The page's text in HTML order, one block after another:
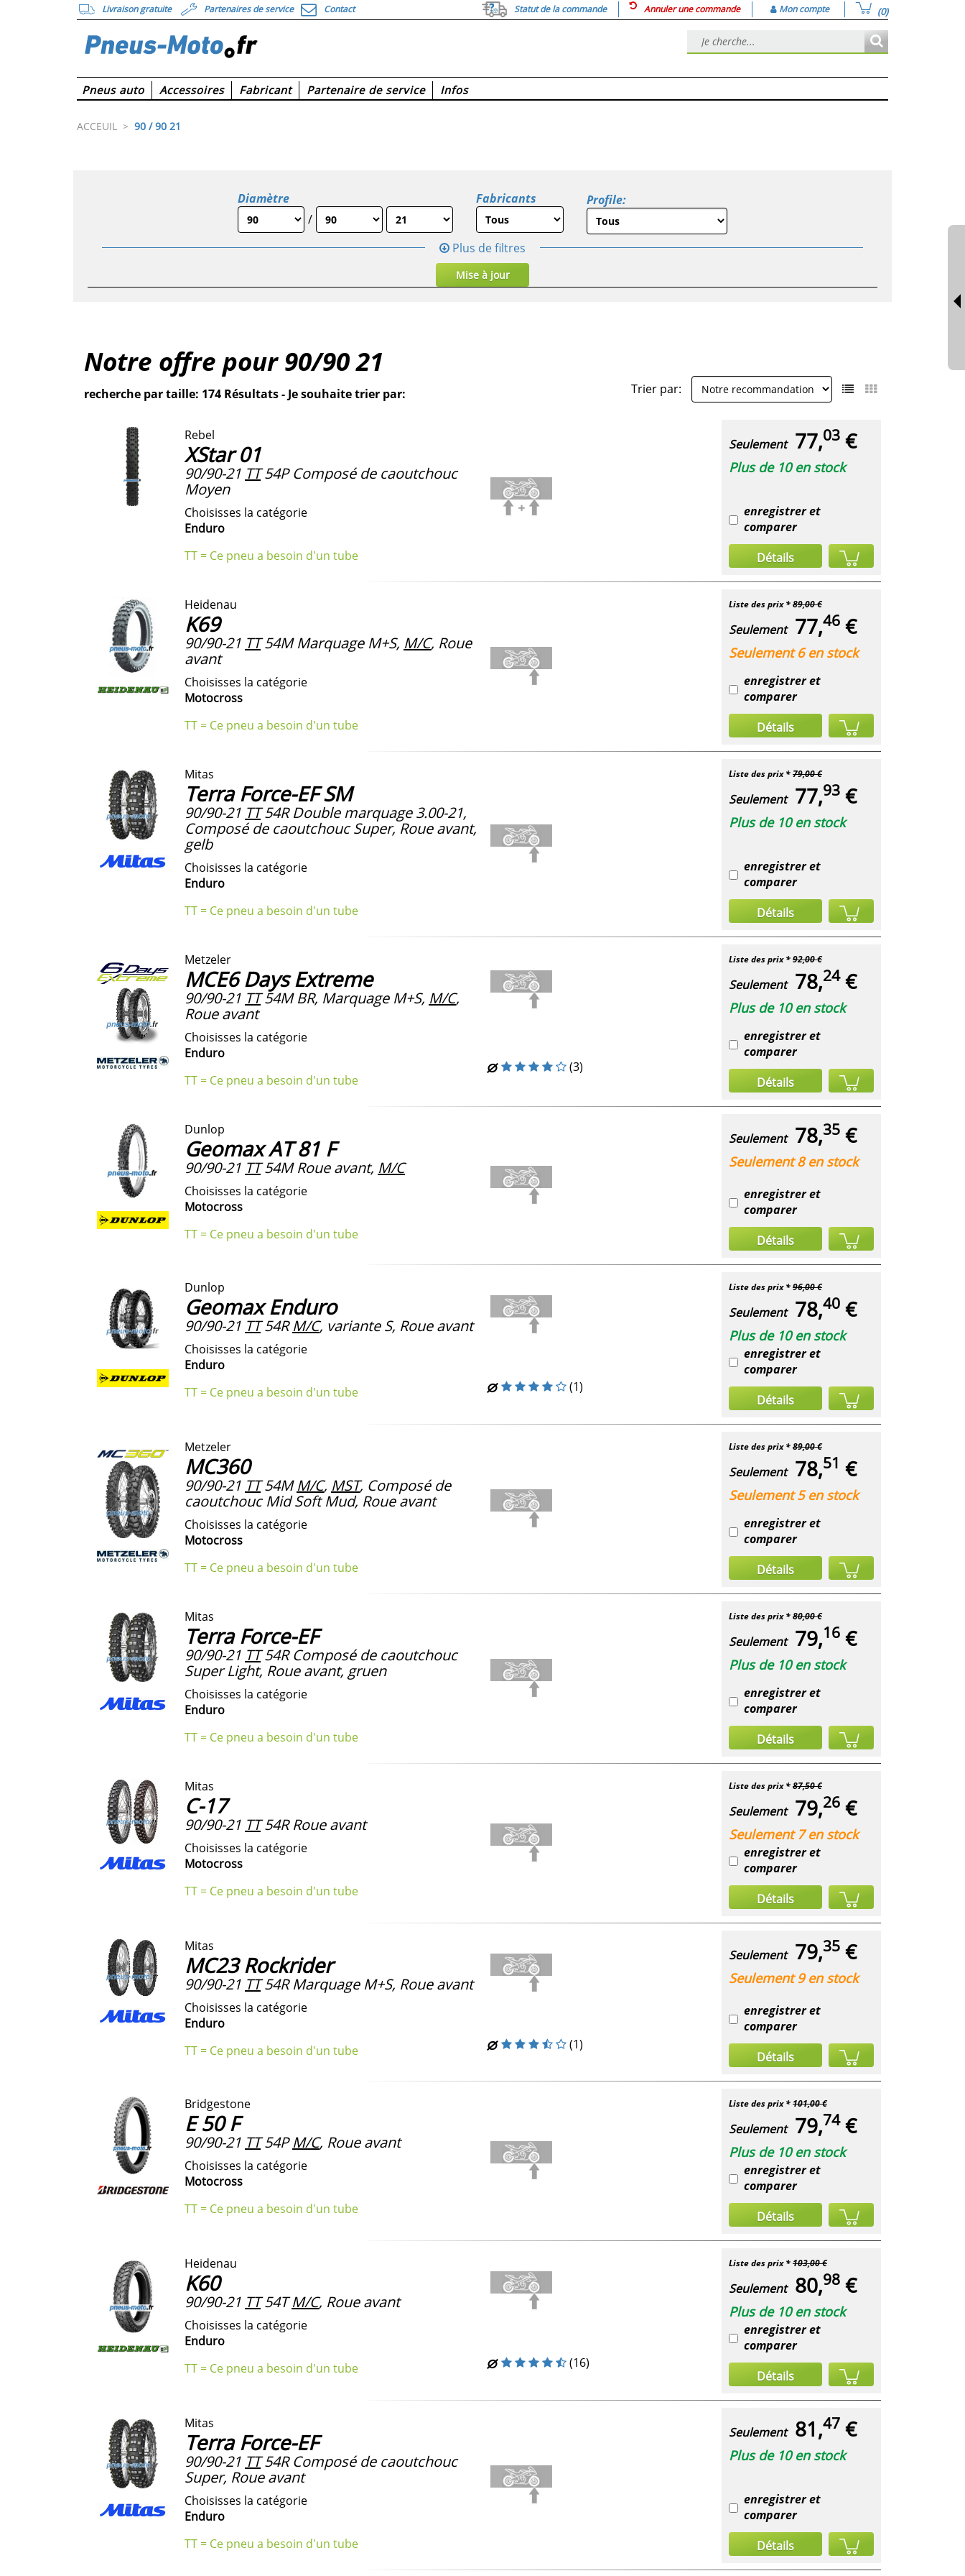
Livraison gratuite Partenaires de service Contact Statut de la commande Annuler une commande Mon compte (0)
Pneus auto Accessoires Fabricant Partenaire de service Infos
ACCEUIL > 90 / 90 21
Diamètre
/
Fabricants Profile:
Plus de filtres
Mise à jour
Notre offre pour 90/9021
recherche par taille: 174 Résultats - Je souhaite trier par: Trier par:
Rebel
XStar 01
90/90-21 TT54P Composé de caoutchouc
Moyen
Choisisses la catégorie
Enduro
TT = Ce pneu a besoin d'un tube
Seulement 77,03 €
Plus de 10 en stock
enregistrer et
comparer
Détails
Heidenau
K69
90/90-21 TT54M Marquage M+S, M/C, Roue
avant
Choisisses la catégorie
Motocross
TT = Ce pneu a besoin d'un tube
Liste des prix *89,00 €
Seulement 77,46 €
Seulement 6 en stock
enregistrer et
comparer
Détails
Mitas
Terra Force-EF SM
90/90-21 TT54R Double marquage 3.00-21,
Composé de caoutchouc Super, Roue avant,
gelb
Choisisses la catégorie
Enduro
TT = Ce pneu a besoin d'un tube
Liste des prix *79,00 €
Seulement 77,93 €
Plus de 10 en stock
enregistrer et
comparer
Détails
Metzeler
MCE6 Days Extreme
90/90-21 TT54M BR, Marquage M+S, M/C,
Roue avant
Choisisses la catégorie
Enduro
TT = Ce pneu a besoin d'un tube
(3)
Liste des prix *92,00 €
Seulement 78,24€
Plus de 10 en stock
enregistrer et
comparer
Détails
Dunlop
Geomax AT 81 F
90/90-21 TT54M Roue avant, M/C
Choisisses la catégorie
Motocross
TT = Ce pneu a besoin d'un tube
Seulement 78,35 €
Seulement 8 en stock
enregistrer et
comparer
Détails
Dunlop
Geomax Enduro
90/90-21 TT54R M/C, variante S, Roue avant
Choisisses la catégorie
Enduro
TT = Ce pneu a besoin d'un tube
(1)
Liste des prix *96,00 €
Seulement 78,40 €
Plus de 10 en stock
enregistrer et
comparer
Détails
Metzeler
MC360
90/90-21 TT54M M/C, MST, Composé de
caoutchouc Mid Soft Mud, Roue avant
Choisisses la catégorie
Motocross
TT = Ce pneu a besoin d'un tube
Liste des prix *89,00 €
Seulement 78,51 €
Seulement 5 en stock
enregistrer et
comparer
Détails
Mitas
Terra Force-EF
90/90-21 TT54R Composé de caoutchouc
Super Light, Roue avant, gruen
Choisisses la catégorie
Enduro
TT = Ce pneu a besoin d'un tube
Liste des prix *80,00 €
Seulement 79,16 €
Plus de 10 en stock
enregistrer et
comparer
Détails
Mitas
C-17
90/90-21 TT54R Roue avant
Choisisses la catégorie
Motocross
TT = Ce pneu a besoin d'un tube
Liste des prix *87,50 €
Seulement 79,26 €
Seulement 7 en stock
enregistrer et
comparer
Détails
Mitas
MC23 Rockrider
90/90-21 TT54R Marquage M+S, Roue avant
Choisisses la catégorie
Enduro
TT = Ce pneu a besoin d'un tube
(1)
Seulement 79,35 €
Seulement 9 en stock
enregistrer et
comparer
Détails
Bridgestone
E 50 F
90/90-21 TT54P M/C, Roue avant
Choisisses la catégorie
Motocross
TT = Ce pneu a besoin d'un tube
Liste des prix *101,00 €
Seulement 79,74€
Plus de 10 en stock
enregistrer et
comparer
Détails
Heidenau
K60
90/90-21 TT54T M/C, Roue avant
Choisisses la catégorie
Enduro
TT = Ce pneu a besoin d'un tube
(16)
Liste des prix *103,00 €
Seulement 80,98 €
Plus de 10 en stock
enregistrer et
comparer
Détails
Mitas
Terra Force-EF
90/90-21 TT54R Composé de caoutchouc
Super, Roue avant
Choisisses la catégorie
Enduro
TT = Ce pneu a besoin d'un tube
Seulement 81,47 €
Plus de 10 en stock
enregistrer et
comparer
Détails